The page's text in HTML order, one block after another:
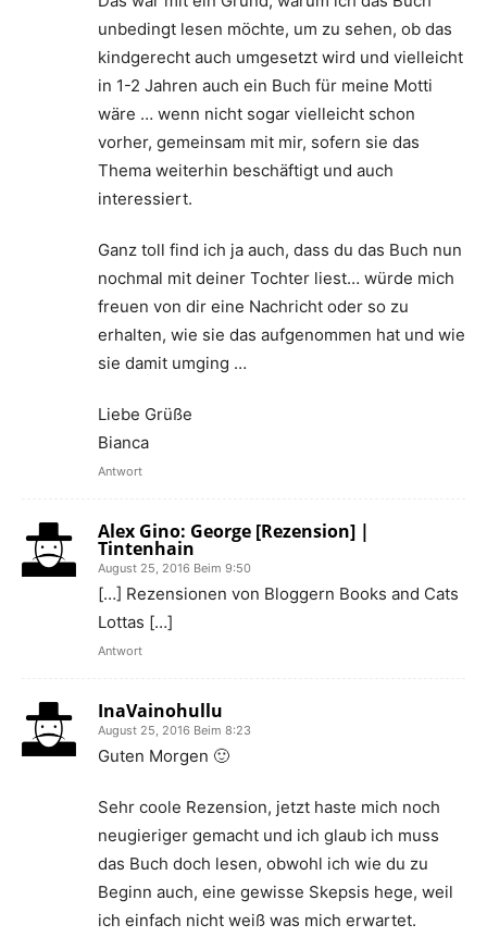
unbedingt lesen möchte, um zu sehen, ob das
kindgerecht auch umgesetzt wird und vielleicht
in 1-2 Jahren auch ein Buch für meine Motti
wäre … wenn nicht sogar vielleicht schon
vorher, gemeinsam mit mir, sofern sie das
Thema weiterhin beschäftigt und auch
interessiert.
Ganz toll find ich ja auch, dass du das Buch nun
nochmal mit deiner Tochter liest… würde mich
freuen von dir eine Nachricht oder so zu
erhalten, wie sie das aufgenommen hat und wie
sie damit umging …
Liebe Grüße
Bianca
Antwort
Alex Gino: George [Rezension] |
Tintenhain
August 25, 2016 Beim 9:50
[…] Rezensionen von Bloggern Books and Cats
Lottas […]
Antwort
InaVainohullu
August 25, 2016 Beim 8:23
Guten Morgen 🙂
Sehr coole Rezension, jetzt haste mich noch
neugieriger gemacht und ich glaub ich muss
das Buch doch lesen, obwohl ich wie du zu
Beginn auch, eine gewisse Skepsis hege, weil
ich einfach nicht weiß was mich erwartet.